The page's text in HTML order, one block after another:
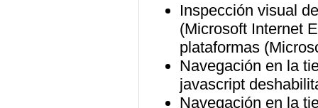
Inspección visual
(Microsoft Internet
plataformas
Navegación en la
javascript
Navegación en la